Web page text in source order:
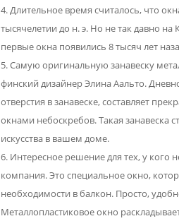
Длительное время считалось, что
тысячелетии до н. э. Но не так давно
первые окна появились 8 тысяч лет
Самую оригинальную занавеску
финский дизайнер Элина Аальто.
отверстия в занавеске, составляет
окнами небоскребов. Такая занавеска
искусства в вашем доме.
Интересное решение для тех, у кого
компания. Это специальное окно,
необходимости в балкон. Просто,
Металлопластиковое окно